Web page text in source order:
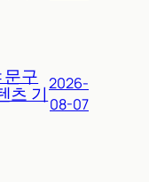
구
츠 기2026-
08-07